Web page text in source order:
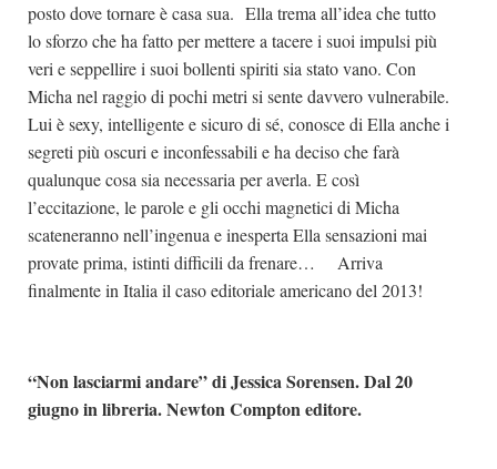
posto dove tornare è casa sua. Ella trema all’idea che tutto
lo sforzo che ha fatto per mettere a tacere i suoi impulsi più
veri e seppellire i suoi bollenti spiriti sia stato vano. Con
Micha nel raggio di pochi metri si sente davvero vulnerabile.
Lui è sexy, intelligente e sicuro di sé, conosce di Ella anche i
segreti più oscuri e inconfessabili e ha deciso che farà
qualunque cosa sia necessaria per averla. E così
l’eccitazione, le parole e gli occhi magnetici di Micha
scateneranno nell’ingenua e inesperta Ella sensazioni mai
provate prima, istinti difficili da frenare… Arriva
finalmente in Italia il caso editoriale americano del 2013!
“Non lasciarmi andare” di Jessica Sorensen. Dal 20
giugno in libreria. Newton Compton editore.